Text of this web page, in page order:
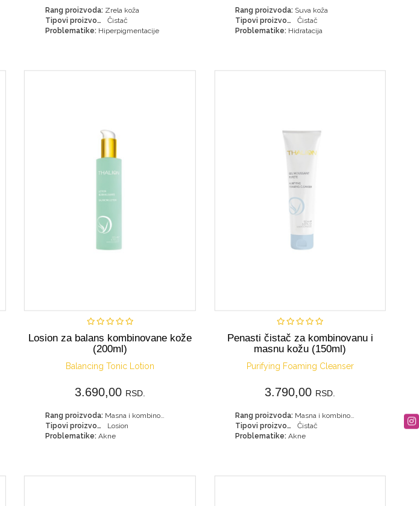
Rang proizvoda: Zrela koža
Tipovi proizvoda:
Čistač
Problematike: Hiperpigmentacije
Rang proizvoda: Suva koža
Tipovi proizvoda:
Čistač
Problematike: Hidratacija
Losion za balans kombinovane kože
(200ml)
Balancing Tonic Lotion
3.690,00 RSD.
Rang proizvoda:
Masna i kombinovana koža
Tipovi proizvoda:
Losion
Problematike: Akne
Penasti čistač za kombinovanu i
masnu kožu (150ml)
Purifying Foaming Cleanser
3.790,00 RSD.
Rang proizvoda:
Masna i kombinovana koža
Tipovi proizvoda:
Čistač
Problematike: Akne